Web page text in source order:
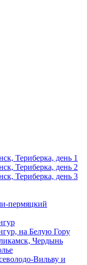
Териберка, день 1
Териберка, день 2
Териберка, день 3
пермяцкий
на Белую Гору
Чердынь
Вильву и